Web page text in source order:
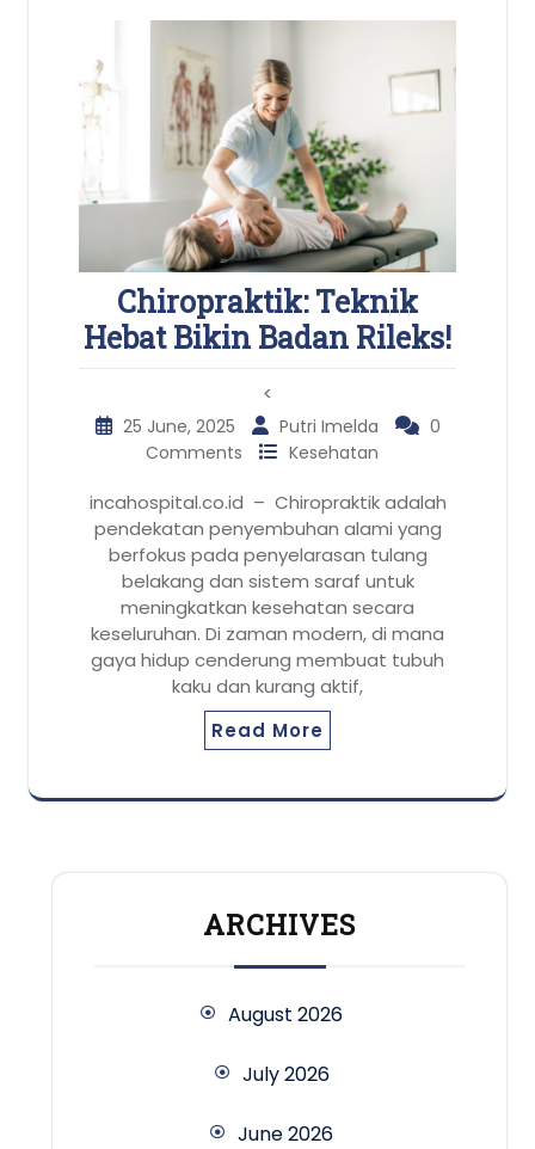
Chiropraktik: Teknik
Hebat Bikin Badan Rileks!
<
25 June, 2025 Putri Imelda
0
Comments
Kesehatan
incahospital.co.id – Chiropraktik adalah
pendekatan penyembuhan alami yang
berfokus pada penyelarasan tulang
belakang dan sistem saraf untuk
meningkatkan kesehatan secara
keseluruhan. Di zaman modern, di mana
gaya hidup cenderung membuat tubuh
kaku dan kurang aktif,
Read More
ARCHIVES
August 2026
July 2026
June 2026